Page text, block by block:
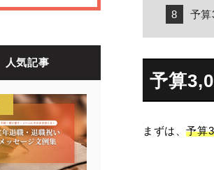
予
予算
まずは、予算
人気記事